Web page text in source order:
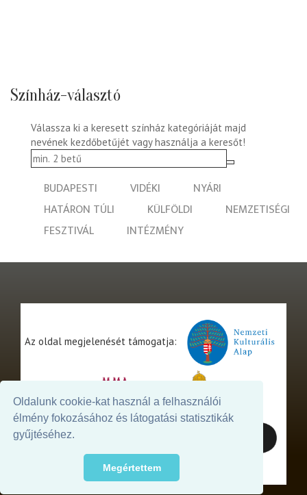
Oldalunk cookie-kat használ a felhasználói
élmény fokozásához és látogatási statisztikák
gyűjtéséhez.
Megértettem
Színház-választó
Válassza ki a keresett színház kategóriáját majd
nevének kezdőbetűjét vagy használja a keresőt!
BUDAPESTI VIDÉKI
NYÁRI
HATÁRON TÚLI
KÜLFÖLDI
NEMZETISÉGI
FESZTIVÁL
INTÉZMÉNY
Az oldal megjelenését támogatja: